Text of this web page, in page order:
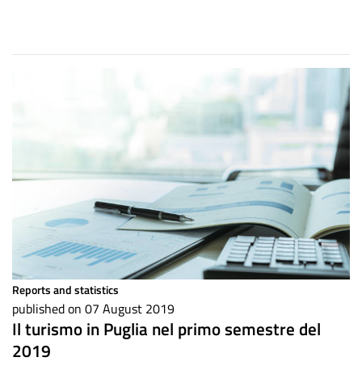
Reports and statistics
published on 07 August 2019
Il turismo in Puglia nel primo semestre del
2019